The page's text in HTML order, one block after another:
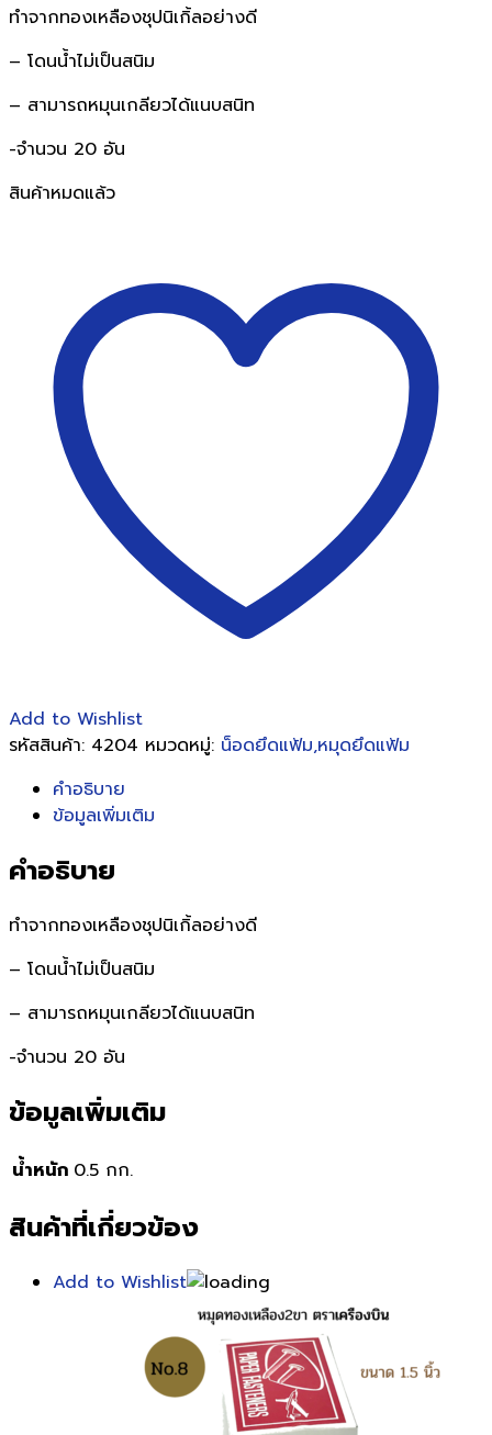
ทำจากทองเหลืองชุปนิเกิ้ลอย่างดี
– โดนน้ำไม่เป็นสนิม
– สามารถหมุนเกลียวได้แนบสนิท
-จำนวน 20 อัน
สินค้าหมดแล้ว
Add to Wishlist
รหัสสินค้า: 4204 หมวดหมู่: น็อดยึดแฟ้ม,หมุดยึดแฟ้ม
คำอธิบาย
ข้อมูลเพิ่มเติม
คำอธิบาย
ทำจากทองเหลืองชุปนิเกิ้ลอย่างดี
– โดนน้ำไม่เป็นสนิม
– สามารถหมุนเกลียวได้แนบสนิท
-จำนวน 20 อัน
ข้อมูลเพิ่มเติม
น้ำหนัก 0.5 กก.
สินค้าที่เกี่ยวข้อง
Add to Wishlist